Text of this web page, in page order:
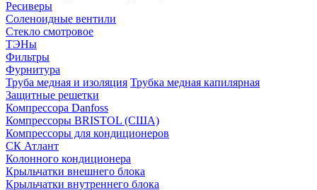
Ресиверы
Соленоидные вентили
Стекло смотровое
ТЭНы
Фильтры
Фурнитура
Труба медная и изоляция Трубка медная капилярная
Защитные решетки
Компрессора Danfoss
Компрессоры BRISTOL (США)
Компрессоры для кондиционеров
СК Атлант
Колонного кондиционера
Крыльчатки внешнего блока
Крыльчатки внутреннего блока